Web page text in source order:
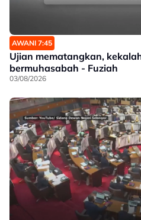
AWANI 7:45
Ujian mematangkan,
bermuhasabah - Fuziah
03/08/2026